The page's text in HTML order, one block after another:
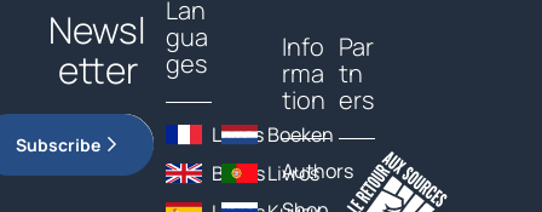
Newsl
etter
Subscribe
Lan
gua
ges
Livres
Books
Boeken
Livros
Info
rma
tion
Authors
Par
tn
ers